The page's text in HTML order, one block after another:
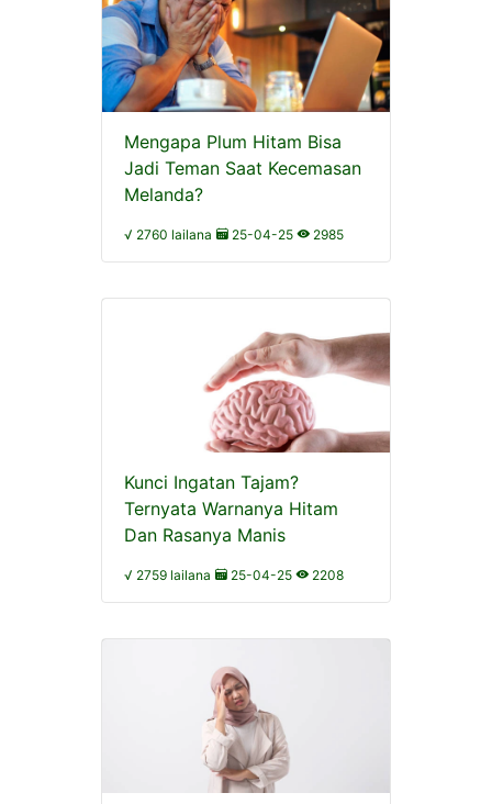
Mengapa Plum Hitam Bisa
Jadi Teman Saat Kecemasan
Melanda?
√ 2760 lailana 25-04-25 2985
Kunci Ingatan Tajam?
Ternyata Warnanya Hitam
Dan Rasanya Manis
√ 2759 lailana 25-04-25 2208